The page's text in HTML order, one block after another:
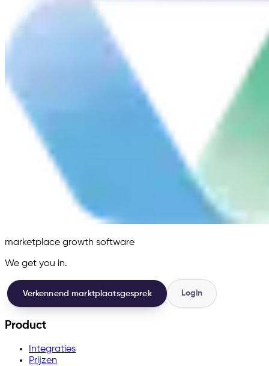
marketplace growth software
We get you in.
Verkennend marktplaatsgesprek Login
Product
Integraties
Prijzen